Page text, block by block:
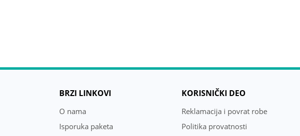
BRZI LINKOVI
O nama
Isporuka paketa
KORISNIČKI DEO
Reklamacija i povrat robe
Politika provatnosti